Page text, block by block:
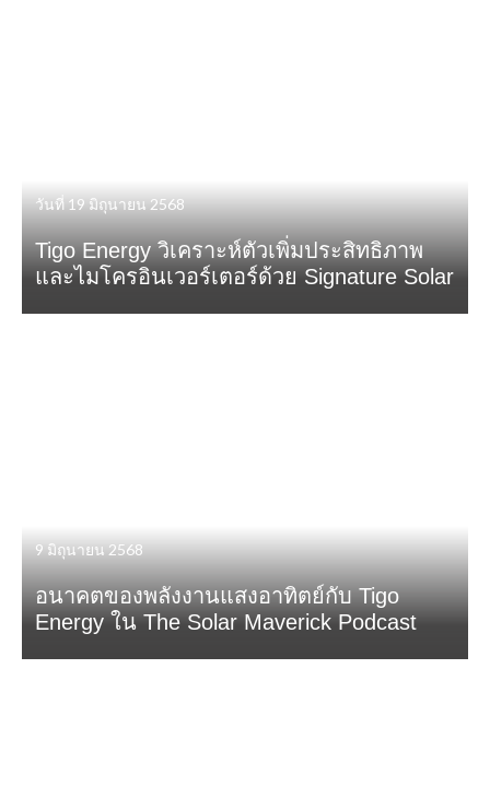
วันที่ 19 มิถุนายน 2568
Tigo Energy วิเคราะห์ตัวเพิ่มประสิทธิภาพ
และไมโครอินเวอร์เตอร์ด้วย Signature Solar
9 มิถุนายน 2568
อนาคตของพลังงานแสงอาทิตย์กับ Tigo
Energy ใน The Solar Maverick Podcast